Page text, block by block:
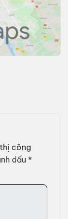
công
dấu *